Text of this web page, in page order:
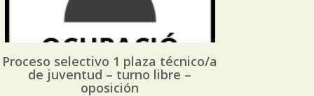
Proceso selectivo 1 plaza técnico/a
de juventud – turno libre –
oposición